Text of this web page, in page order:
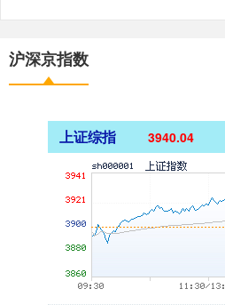
沪深京指数
上证综指 3940.04